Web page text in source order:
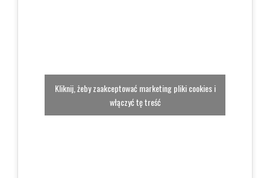
Kliknij, żeby zaakceptować marketing pliki cookies i
włączyć tę treść